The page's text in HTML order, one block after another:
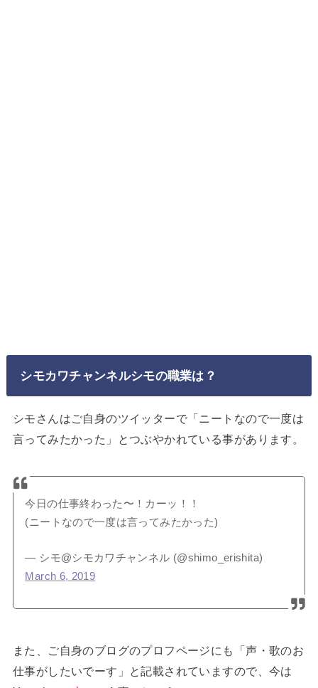
シモカワチャンネルシモの職業は？
シモさんはご自身のツイッターで「ニートなので一度は
言ってみたかった」とつぶやかれている事があります。
今日の仕事終わった〜！カーッ！！
(ニートなので一度は言ってみたかった)
— シモ@シモカワチャンネル (@shimo_erishita)
March 6, 2019
また、ご自身のブログのプロフページにも「声・歌のお
仕事がしたいでーす」と記載されていますので、今は